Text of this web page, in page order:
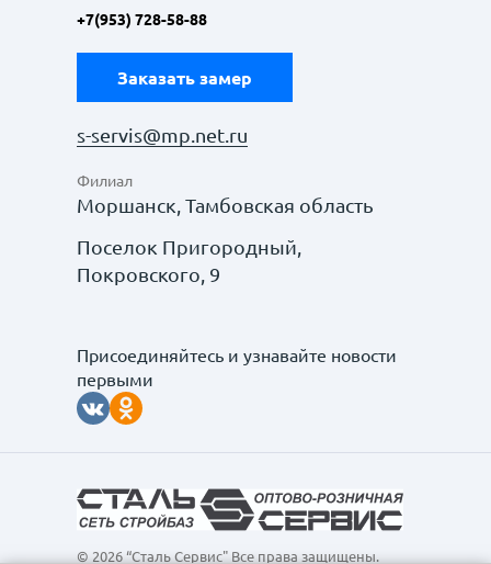
+7(953) 728-58-88
Заказать замер
s-servis@mp.net.ru
Филиал
Моршанск, Тамбовская область
Поселок Пригородный,
Покровского, 9
Присоединяйтесь и узнавайте новости
первыми
© 2026 “Сталь Сервис" Все права защищены.